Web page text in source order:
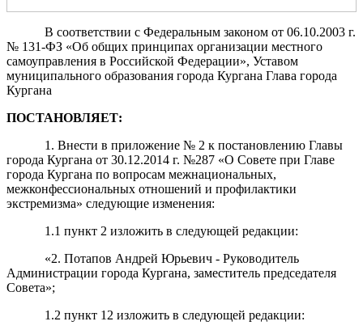
В соответствии с Федеральным законом от 06.10.2003 г.
№ 131-ФЗ «Об общих принципах организации местного
самоуправления в Российской Федерации», Уставом
муниципального образования города Кургана Глава города
Кургана
ПОСТАНОВЛЯЕТ:
1. Внести в приложение № 2 к постановлению Главы
города Кургана от 30.12.2014 г. №287 «О Совете при Главе
города Кургана по вопросам межнациональных,
межконфессиональных отношений и профилактики
экстремизма» следующие изменения:
1.1 пункт 2 изложить в следующей редакции:
«2. Потапов Андрей Юрьевич - Руководитель
Администрации города Кургана, заместитель председателя
Совета»;
1.2 пункт 12 изложить в следующей редакции: